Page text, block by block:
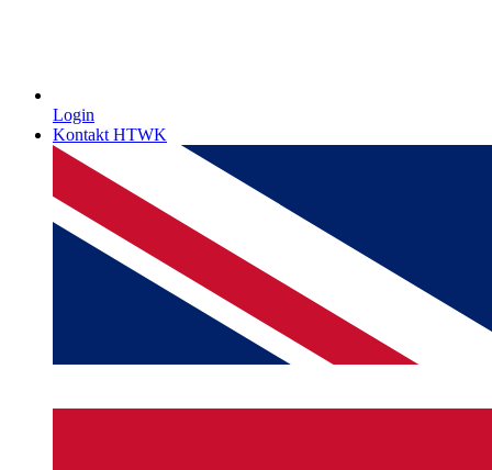
Login
Kontakt HTWK